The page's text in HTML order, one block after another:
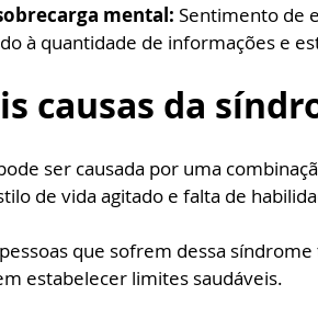
mental: Sentimento de
à quantidade de informações e
causas da
ser causada por uma
de vida agitado e falta de
que sofrem dessa
estabelecer limites saudáveis.